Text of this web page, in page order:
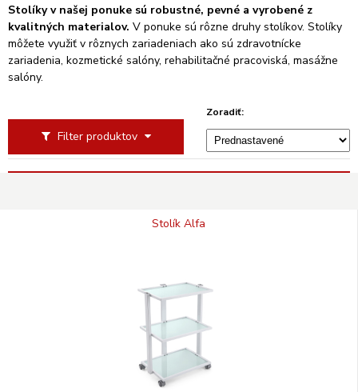
Stolíky v našej ponuke sú robustné, pevné a vyrobené z
kvalitných materialov. V ponuke sú rôzne druhy stolíkov. Stolíky
môžete využiť v rôznych zariadeniach ako sú zdravotnícke
zariadenia, kozmetické salóny, rehabilitačné pracoviská, masážne
salóny.
Filter produktov
Zoradiť:
Stolík Alfa